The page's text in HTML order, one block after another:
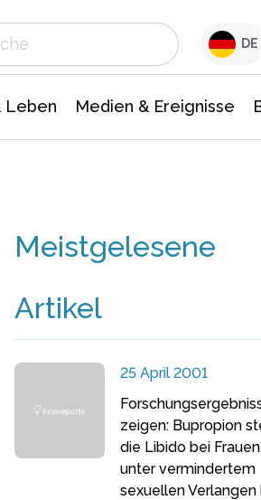
DE
Leben Medien & Ereignisse
Meistgelesene
Artikel
25 April 2001
zeigen: Bupropion
die Libido bei
unter vermindertem
sexuellen Verlangen